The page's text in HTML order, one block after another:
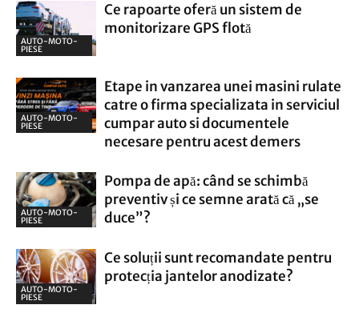
AUTO-MOTO-
PIESE
Ce rapoarte oferă un sistem de
monitorizare GPS flotă
AUTO-MOTO-
PIESE
Etape in vanzarea unei masini rulate
catre o firma specializata in serviciul
cumpar auto si documentele
necesare pentru acest demers
AUTO-MOTO-
PIESE
Pompa de apă: când se schimbă
preventiv și ce semne arată că „se
duce”?
AUTO-MOTO-
PIESE
Ce soluții sunt recomandate pentru
protecția jantelor anodizate?